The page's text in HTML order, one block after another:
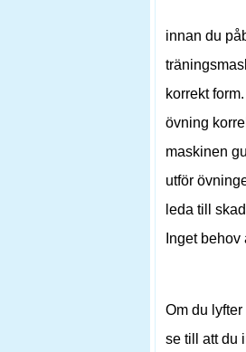
innan du
korrekt
övning
maskinen
utför
leda till
Inget
Om du
se till att du